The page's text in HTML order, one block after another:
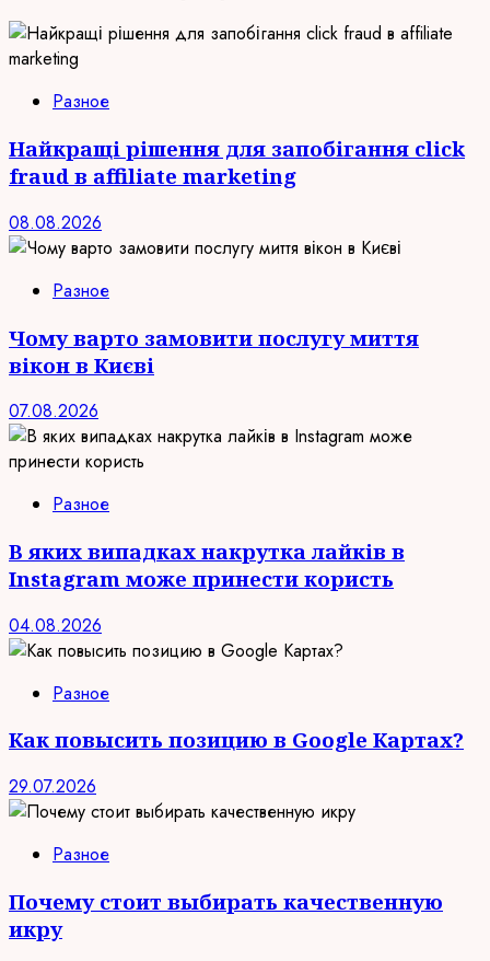
Разное
Найкращі рішення для запобігання click
fraud в affiliate marketing
08.08.2026
Разное
Чому варто замовити послугу миття
вікон в Києві
07.08.2026
Разное
В яких випадках накрутка лайків в
Instagram може принести користь
04.08.2026
Разное
Как повысить позицию в Google Картах?
29.07.2026
Разное
Почему стоит выбирать качественную
икру